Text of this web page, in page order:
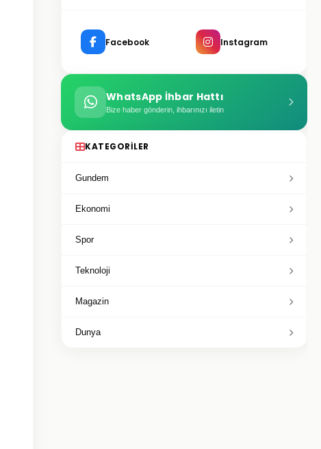
Facebook Instagram
WhatsApp İhbar Hattı
Bize haber gönderin, ihbarınızı iletin
KATEGORILER
Gundem
Ekonomi
Spor
Teknoloji
Magazin
Dunya